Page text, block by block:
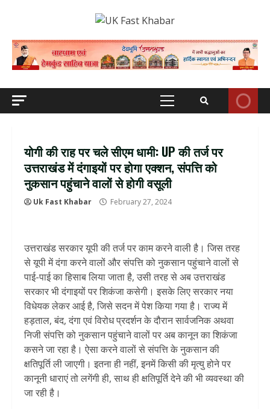
Primary
योगी की राह पर चले सीएम धामी: UP की तर्ज पर
उत्तराखंड में दंगाइयों पर होगा एक्शन, संपत्ति को
नुकसान पहुंचाने वालों से होगी वसूली
Uk Fast Khabar February 27, 2024
उत्तराखंड सरकार यूपी की तर्ज पर काम करने वाली है। जिस तरह
से यूपी में दंगा करने वालों और संपत्ति को नुकसान पहुंचाने वालों से
पाई-पाई का हिसाब लिया जाता है, उसी तरह से अब उत्तराखंड
सरकार भी दंगाइयों पर शिकंजा कसेगी। इसके लिए सरकार नया
विधेयक लेकर आई है, जिसे सदन में पेश किया गया है। राज्य में
हड़ताल, बंद, दंगा एवं विरोध प्रदर्शन के दौरान सार्वजनिक अथवा
निजी संपत्ति को नुकसान पहुंचाने वालों पर अब कानून का शिकंजा
कसने जा रहा है। ऐसा करने वालों से संपत्ति के नुकसान की
क्षतिपूर्ति ली जाएगी। इतना ही नहीं, इनमें किसी की मृत्यु होने पर
कानूनी धाराएं तो लगेंगी ही, साथ ही क्षतिपूर्ति देने की भी व्यवस्था की
जा रही है।